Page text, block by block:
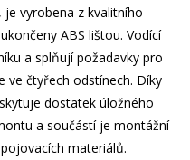
vyrobena z kvalitního
ABS lištou. Vodící
a splňují požadavky pro
ve čtyřech odstínech. Díky
dostatek úložného
a součástí je montážní
materiálů.